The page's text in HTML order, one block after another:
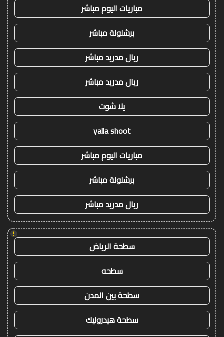
مباريات اليوم مباشر
برشلونة مباشر
ريال مدريد مباشر
ريال مدريد مباشر
يلا شوت
yalla shoot
مباريات اليوم مباشر
برشلونة مباشر
ريال مدريد مباشر
!
سطحة الرياض
سطحه
سطحة بين المدن
سطحة هيدروليك